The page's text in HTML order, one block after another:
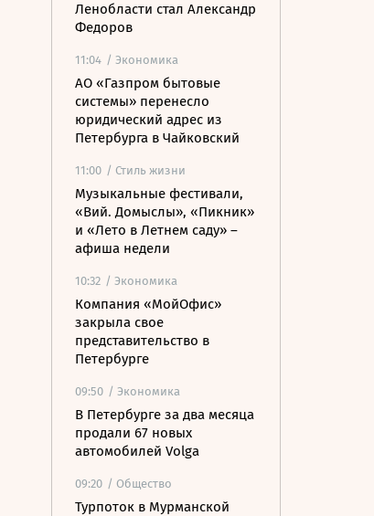
Ленобласти стал Александр
Федоров
11:04 / Экономика
АО «Газпром бытовые
системы» перенесло
юридический адрес из
Петербурга в Чайковский
11:00 / Стиль жизни
Музыкальные фестивали,
«Вий. Домыслы», «Пикник»
и «Лето в Летнем саду» –
афиша недели
10:32 / Экономика
Компания «МойОфис»
закрыла свое
представительство в
Петербурге
09:50 / Экономика
В Петербурге за два месяца
продали 67 новых
автомобилей Volga
09:20 / Общество
Турпоток в Мурманской